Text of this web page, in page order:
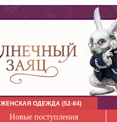
ЖЕНСКАЯ ОДЕЖДА (52-84)
Новые поступления